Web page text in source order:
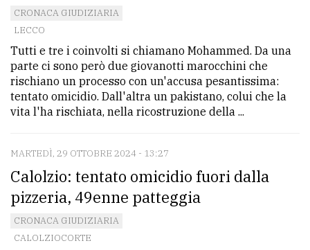
CRONACA GIUDIZIARIA
LECCO
Tutti e tre i coinvolti si chiamano Mohammed. Da una
parte ci sono però due giovanotti marocchini che
rischiano un processo con un'accusa pesantissima:
tentato omicidio. Dall'altra un pakistano, colui che la
vita l'ha rischiata, nella ricostruzione della ...
MARTEDÌ, 29 OTTOBRE 2024 - 13:27
Calolzio: tentato omicidio fuori dalla
pizzeria, 49enne patteggia
CRONACA GIUDIZIARIA
CALOLZIOCORTE